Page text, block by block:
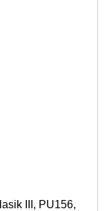
III, PU156,